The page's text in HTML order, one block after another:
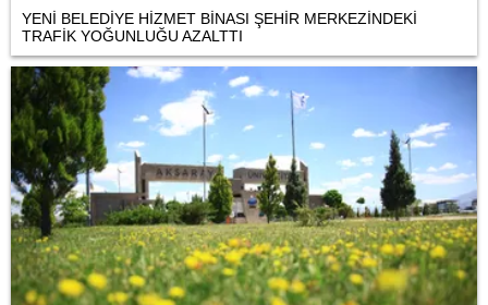
YENİ BELEDİYE HİZMET BİNASI ŞEHİR MERKEZİNDEKİ
TRAFİK YOĞUNLUĞU AZALTTI